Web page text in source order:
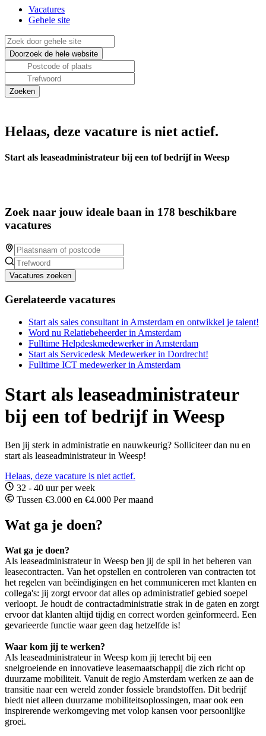
Vacatures
Gehele site
Helaas, deze vacature is niet actief.
Start als leaseadministrateur bij een tof bedrijf in Weesp
Zoek naar jouw ideale baan in 178 beschikbare
vacatures
Vacatures zoeken
Gerelateerde vacatures
Start als sales consultant in Amsterdam en ontwikkel je talent!
Word nu Relatiebeheerder in Amsterdam
Fulltime Helpdeskmedewerker in Amsterdam
Start als Servicedesk Medewerker in Dordrecht!
Fulltime ICT medewerker in Amsterdam
Start als leaseadministrateur
bij een tof bedrijf in Weesp
Ben jij sterk in administratie en nauwkeurig? Solliciteer dan nu en
start als leaseadministrateur in Weesp!
Helaas, deze vacature is niet actief.
32 - 40 uur per week
Tussen €3.000 en €4.000 Per maand
Wat ga je doen?
Wat ga je doen?
Als leaseadministrateur in Weesp ben jij de spil in het beheren van
leasecontracten. Van het opstellen en controleren van contracten tot
het regelen van beëindigingen en het communiceren met klanten en
collega's: jij zorgt ervoor dat alles op administratief gebied soepel
verloopt. Je houdt de contractadministratie strak in de gaten en zorgt
ervoor dat klanten altijd tijdig en correct worden geïnformeerd. Een
gevarieerde functie waar geen dag hetzelfde is!
Waar kom jij te werken?
Als leaseadministrateur in Weesp kom jij terecht bij een
snelgroeiende en innovatieve leasemaatschappij die zich richt op
duurzame mobiliteit. Vanuit de regio Amsterdam werken ze aan de
transitie naar een wereld zonder fossiele brandstoffen. Dit bedrijf
biedt niet alleen duurzame mobiliteitsoplossingen, maar ook een
inspirerende werkomgeving met volop kansen voor persoonlijke
groei.